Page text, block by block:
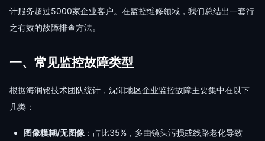
计服务超过5000家企业客户。在监控维修领域，我们总结出一套行
之有效的故障排查方法。
一、常见监控故障类型
根据海润铭技术团队统计，沈阳地区企业监控故障主要集中在以下
几类：
图像模糊/无图像 ：占比35%，多由镜头污损或线路老化导致